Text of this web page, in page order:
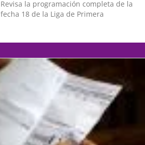
Revisa la programación completa de la
fecha 18 de la Liga de Primera